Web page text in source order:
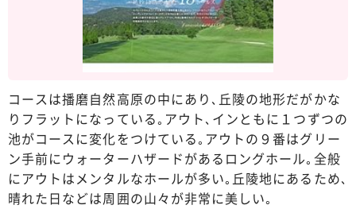
コースは播磨自然高原の中にあり､丘陵の地形だがかな
りフラットになっている｡アウト､インともに１つずつの
池がコースに変化をつけている｡アウトの９番はグリー
ン手前にウォーターハザードがあるロングホール｡全般
にアウトはメンタルなホールが多い｡丘陵地にあるため､
晴れた日などは周囲の山々が非常に美しい｡